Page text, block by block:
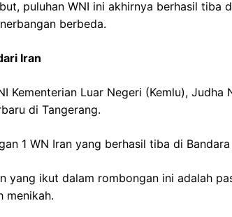
puluhan WNI ini akhirnya berhasil tiba
berbeda.
Iran
Kementerian Luar Negeri (Kemlu), Judha
di Tangerang.
1 WN Iran yang berhasil tiba di
yang ikut dalam rombongan ini adalah
menikah.